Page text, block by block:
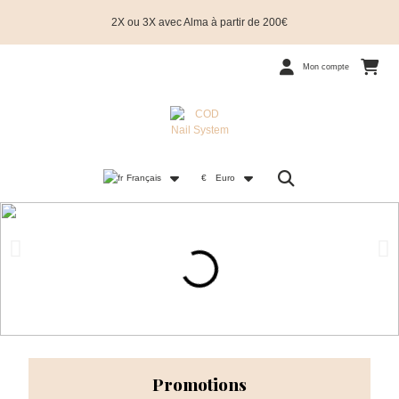
2X ou 3X avec Alma à partir de 200€
Mon compte
Français € Euro
Promotions